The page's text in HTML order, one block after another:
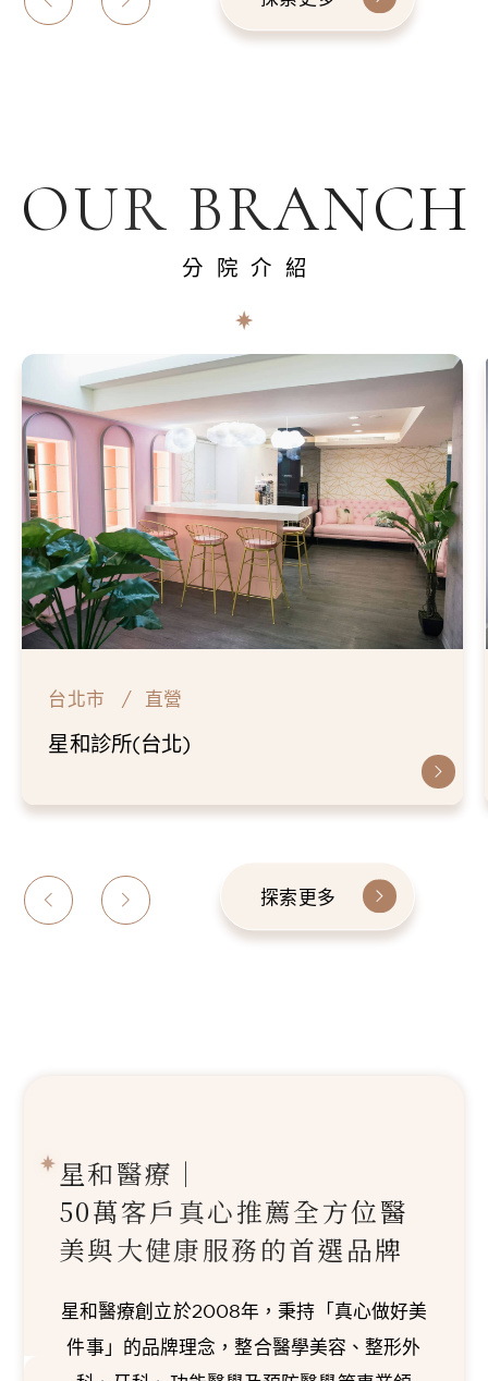
OUR BRANCH
分院介紹
台北市 直營
星和診所(台北)
探索更多
星和醫療｜
50萬客戶真心推薦全方位醫
美與大健康服務的首選品牌
星和醫療創立於2008年，秉持「真心做好美
件事」的品牌理念，整合醫學美容、整形外